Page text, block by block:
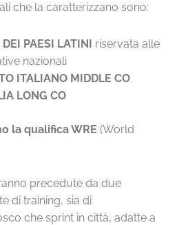
che la caratterizzano sono:
DEI PAESI LATINI riservata alle
nazionali
ITALIANO MIDDLE CO
LONG CO
la qualifica WRE (World
precedute da due
di training, sia di
che sprint in città, adatte a